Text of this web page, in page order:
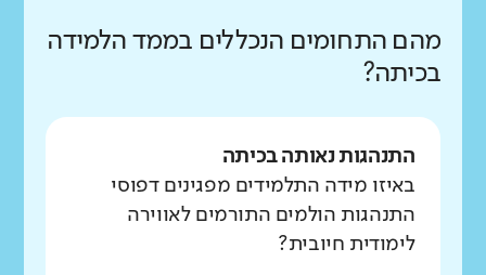
מהם התחומים הנכללים בממד הלמידה
בכיתה?
התנהגות נאותה בכיתה
באיזו מידה התלמידים מפגינים דפוסי
התנהגות הולמים התורמים לאווירה
לימודית חיובית?